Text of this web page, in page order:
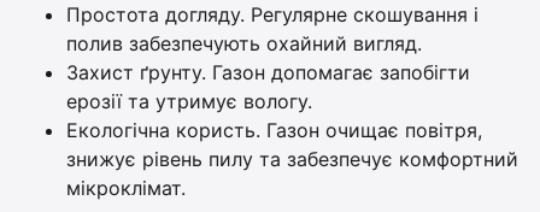
Простота догляду. Регулярне скошування і
полив забезпечують охайний вигляд.
Захист ґрунту. Газон допомагає запобігти
ерозії та утримує вологу.
Екологічна користь. Газон очищає повітря,
знижує рівень пилу та забезпечує комфортний
мікроклімат.